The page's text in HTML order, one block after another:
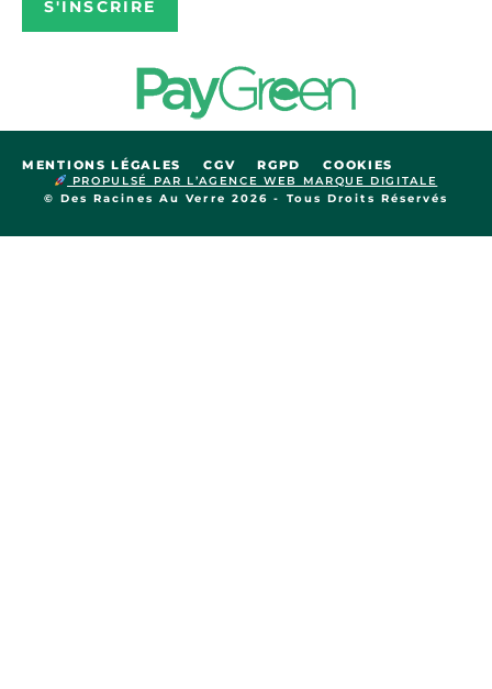
S'INSCRIRE
© Des Racines Au Verre 2026 - Tous Droits Réservés
PROPULSÉ PAR L’AGENCE WEB MARQUE DIGITALE
MENTIONS LÉGALES CGV RGPD COOKIES